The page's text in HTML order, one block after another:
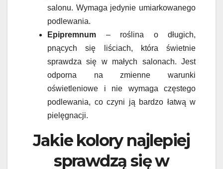
salonu. Wymaga jedynie umiarkowanego
podlewania.
Epipremnum – roślina o długich,
pnących się liściach, która świetnie
sprawdza się w małych salonach. Jest
odporna na zmienne warunki
oświetleniowe i nie wymaga częstego
podlewania, co czyni ją bardzo łatwą w
pielęgnacji.
Jakie kolory najlepiej
sprawdzą się w